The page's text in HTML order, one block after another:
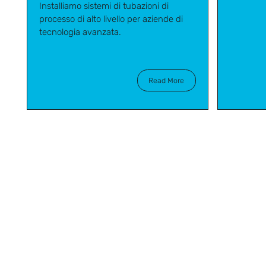
Installiamo sistemi di tubazioni di
processo di alto livello per aziende di
tecnologia avanzata.
Read More